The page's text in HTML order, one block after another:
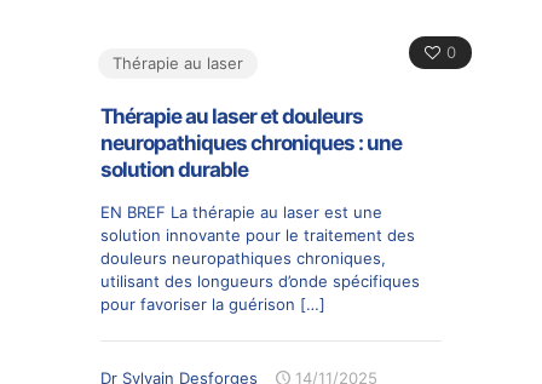
0
Thérapie au laser
Thérapie au laser et douleurs
neuropathiques chroniques : une
solution durable
EN BREF La thérapie au laser est une
solution innovante pour le traitement des
douleurs neuropathiques chroniques,
utilisant des longueurs d’onde spécifiques
pour favoriser la guérison […]
Dr Sylvain Desforges 14/11/2025